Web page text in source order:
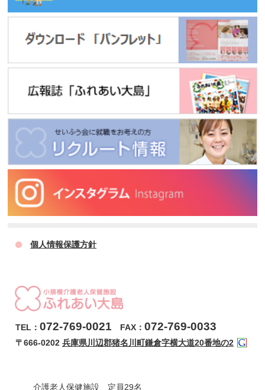
個人情報保護方針
TEL：072-769-0021 FAX：072-769-0033
〒666-0202兵庫県川辺郡猪名川町鎌倉字横大道20番地の2
介護老人保健施設 定員29名